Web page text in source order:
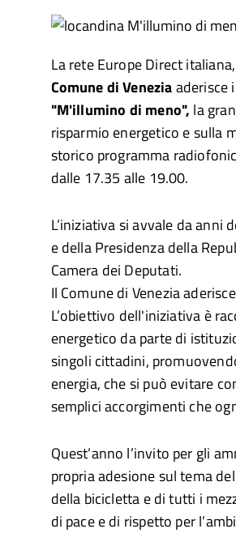
La rete Europe Direct
Comune di Veneziaaderisce
"M'illumino di meno", la
risparmio energetico e sulla
storico programma
dalle 17.35 alle 19.00.
L’iniziativa si avvale da anni
e della Presidenza della
Camera dei Deputati.
Il Comune di Venezia
L’obiettivo dell'iniziativa è
energetico da parte di
singoli cittadini,
energia, che si può evitare
semplici accorgimenti che
Quest’anno l’invito per gli
propria adesione sul tema
della bicicletta e di tutti i
di pace e di rispetto per